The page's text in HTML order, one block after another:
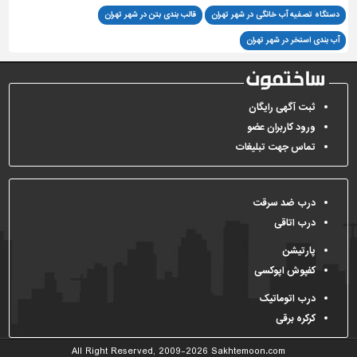
تاسیسات
ساختمان
شهرسازی،
ترافیک
و
سازه
سایر
دستگاه تصفیه آب خانگی در شهر تهران قالب بندی بتن در شهر تهران
آب بندی استخر در شهر تهران
ثبت آگهی رایگان
ورود کاربران عضو
تماس جهت تبلیغات
درب ضد سرقت
درب اتاقی
پارتیشن
کفپوش اپوکسی
درب اتوماتیک
کرکره برقی
All Right Reserved, 2009-2026 Sakhtemoon.com